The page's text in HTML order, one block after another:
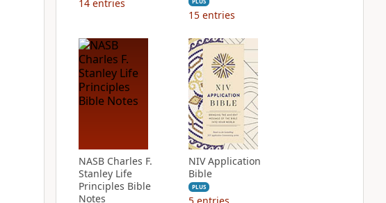
14 entries
15 entries
NASB Charles F.
Stanley Life
Principles Bible
Notes
NIV Application
Bible
PLUS